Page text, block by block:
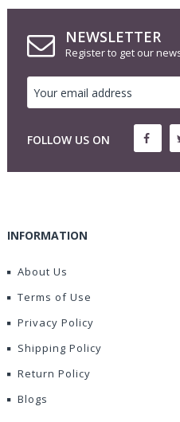
NEWSLETTER
Register to get our
FOLLOW US ON
INFORMATION
About Us
Terms of Use
Privacy Policy
Shipping Policy
Return Policy
Blogs